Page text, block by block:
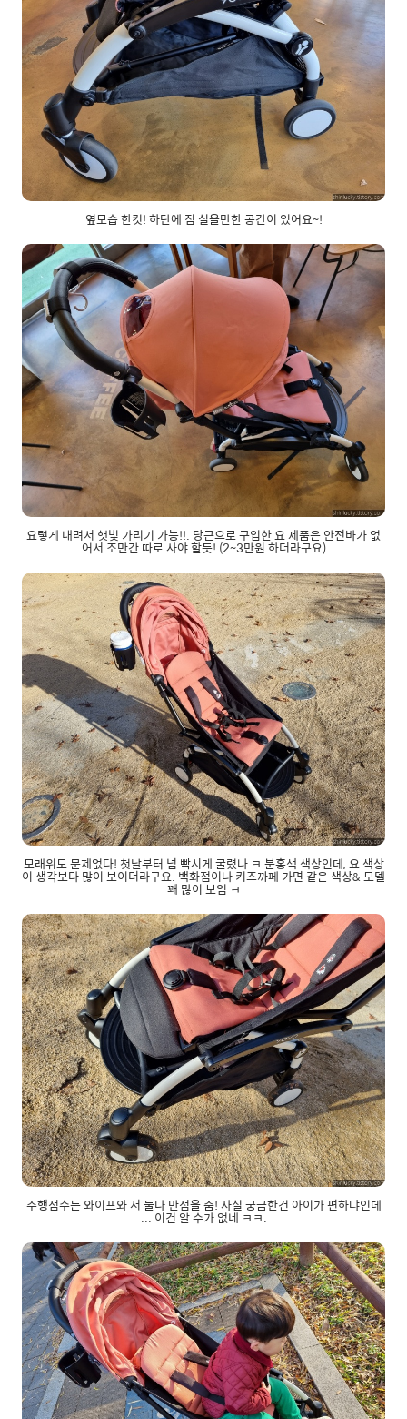
옆모습 한컷! 하단에 짐 실을만한 공간이 있어요~!
요렇게 내려서 햇빛 가리기 가능!!. 당근으로 구입한 요 제품은 안전바가 없
어서 조만간 따로 사야 할듯! (2~3만원 하더라구요)
모래위도 문제없다! 첫날부터 넘 빡시게 굴렸나 ㅋ 분홍색 색상인데, 요 색상
이 생각보다 많이 보이더라구요. 백화점이나 키즈까페 가면 같은 색상& 모델
꽤 많이 보임 ㅋ
주행점수는 와이프와 저 둘다 만점을 줌! 사실 궁금한건 아이가 편하냐인데
... 이건 알 수가 없네 ㅋㅋ.